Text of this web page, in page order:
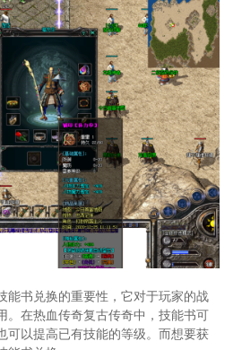
能书兑换的重要性，它对于玩家的战
。在热血传奇复古传奇中，技能书可
可以提高已有技能的等级。而想要获